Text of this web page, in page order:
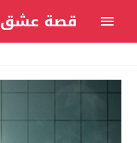
قصة عشق